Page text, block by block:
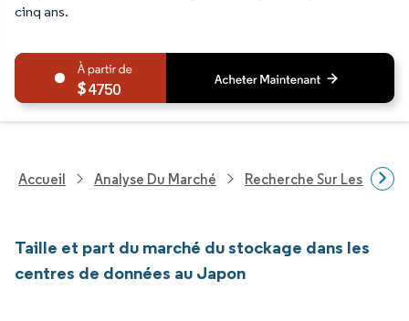
cinq ans.
4750
Accueil Analyse Du Marché Recherche Sur Les
Taille et part du marché du stockage dans les
centres de données au Japon